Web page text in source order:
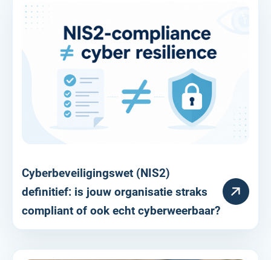
RESOURCE
Cyberbeveiligingswet (NIS2)
definitief: is jouw organisatie straks
compliant of ook echt cyberweerbaar?